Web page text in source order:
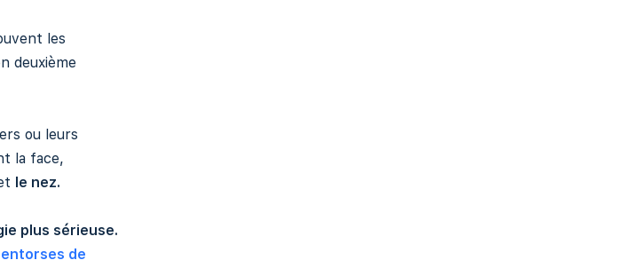
les
deuxième
ou leurs
la face,
le nez.
plus sérieuse.
entorses de